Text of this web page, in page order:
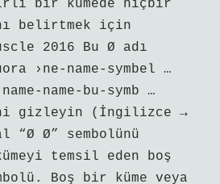
bir kümede hiçbir
belirtmek için
2016 Bu Ø adı
›ne-name-symbel …
name-bu-symb …
gizleyin (İngilizce →
Ø” sembolünü
temsil eden boş
Boş bir küme veya